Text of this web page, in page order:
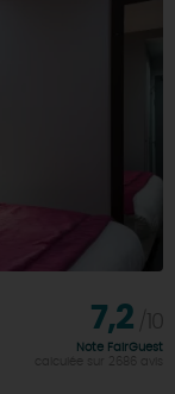
7,2
Note FairGuest
calculée sur 2686 avis